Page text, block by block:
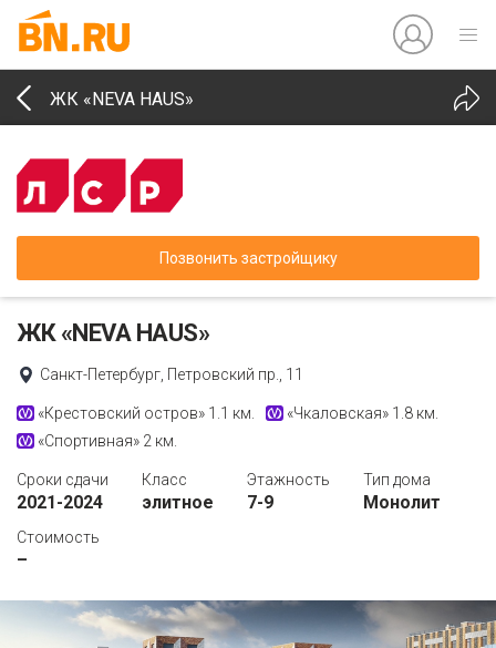
ЖК «NEVA HAUS»
Позвонить застройщику
ЖК «NEVA HAUS»
Санкт-Петербург, Петровский пр., 11
«Крестовский остров» 1.1 км. «Чкаловская» 1.8 км.
«Спортивная» 2 км.
Сроки сдачи
2021-2024
Класс
элитное
Этажность
7-9
Тип дома
Монолит
Стоимость
–